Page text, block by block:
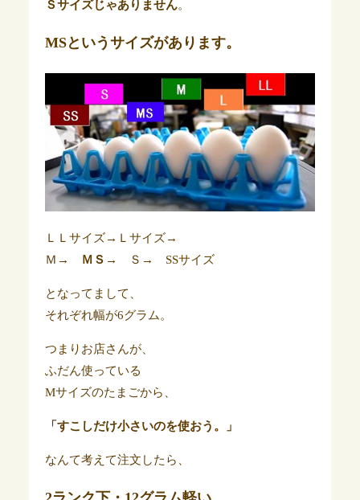
Ｓサイズじゃありません。
MSというサイズがあります。
ＬＬサイズ→Ｌサイズ→
Ｍ→
ＭＳ → Ｓ→ SSサイズ
となってまして、
それぞれ幅が6グラム。
つまりお店さんが、
ふだん使っている
Mサイズのたまごから、
「すこしだけ小さいのを使おう。」
なんて考えて注文したら、